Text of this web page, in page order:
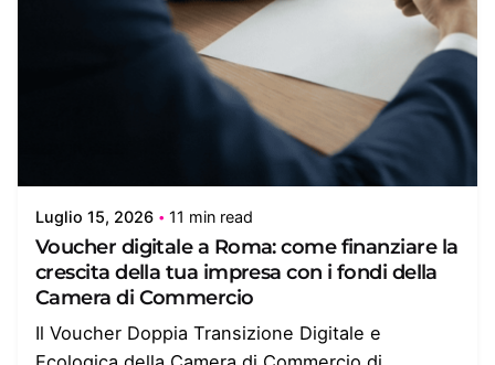
Luglio 15, 2026 11 min read
Voucher digitale a Roma: come finanziare la
crescita della tua impresa con i fondi della
Camera di Commercio
Il Voucher Doppia Transizione Digitale e